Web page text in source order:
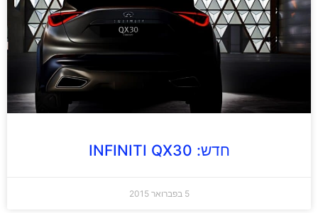
חדש: INFINITI QX30
5 בפברואר 2015